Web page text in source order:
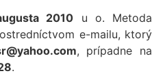
2010 u o. Metoda
e-mailu, ktorý
, prípadne na
.